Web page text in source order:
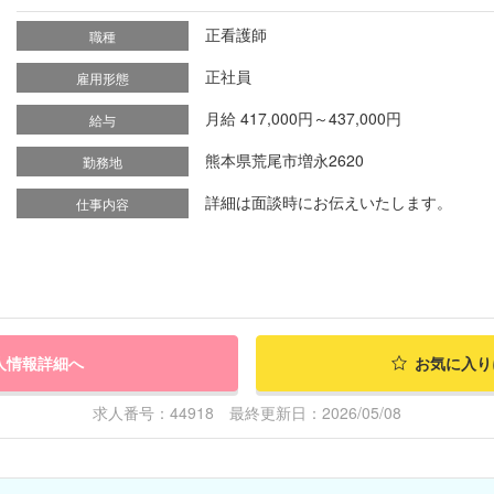
職種 正看護師
雇用形態 正社員
給与 月給 417,000円～437,000円
勤務地 熊本県荒尾市増永2620
仕事内容 詳細は面談時にお伝えいたします。
情報詳細へ お気に入
求人番号：44918 最終更新日：2026/05/08